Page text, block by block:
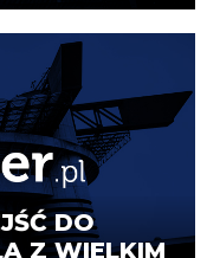
DO
Z WIELKIM